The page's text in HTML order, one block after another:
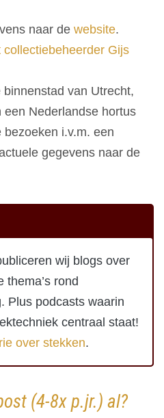
naar de website.
collectiebeheerder Gijs
van Utrecht,
Nederlandse hortus
i.v.m. een
gegevens naar de
wij blogs over
thema’s rond
Plus podcasts waarin
centraal staat!
over stekken.
(4-8x p.jr.) al?